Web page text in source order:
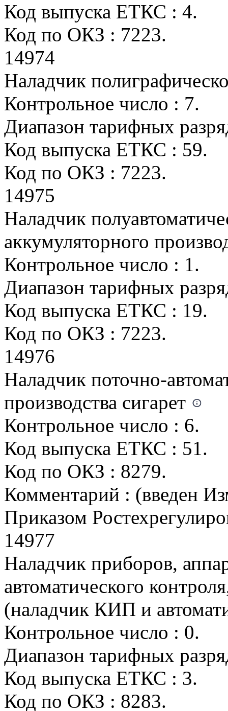
Код выпуска ЕТКС : 4.
Код по ОКЗ : 7223.
14974
Наладчик
Контрольное число : 7.
Диапазон тарифных
Код выпуска ЕТКС : 59.
Код по ОКЗ : 7223.
14975
Наладчик
аккумуляторного
Контрольное число : 1.
Диапазон тарифных
Код выпуска ЕТКС : 19.
Код по ОКЗ : 7223.
14976
Наладчик поточно-
производства сигарет
Контрольное число : 6.
Код выпуска ЕТКС : 51.
Код по ОКЗ : 8279.
Комментарий : (введен
Приказом
14977
Наладчик приборов,
автоматического
(наладчик КИП и
Контрольное число : 0.
Диапазон тарифных
Код выпуска ЕТКС : 3.
Код по ОКЗ : 8283.